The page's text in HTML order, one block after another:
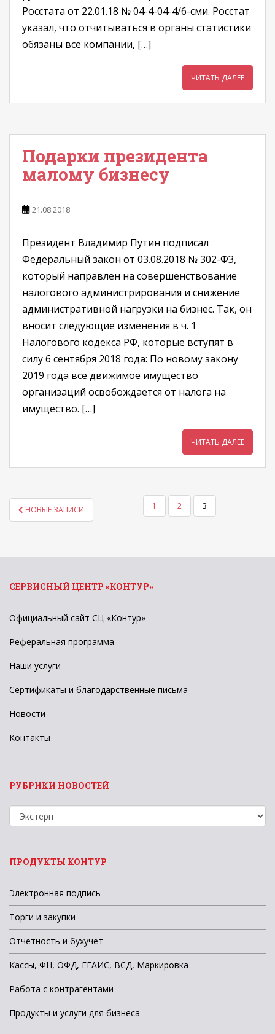
Росстата от 22.01.18 № 04-4-04-4/6-сми. Росстат
указал, что отчитываться в органы статистики
обязаны все компании, […]
ЧИТАТЬ ДАЛЕЕ
Подарки президента
малому бизнесу
21.08.2018
Президент Владимир Путин подписал
Федеральный закон от 03.08.2018 № 302-ФЗ,
который направлен на совершенствование
налогового администрирования и снижение
административной нагрузки на бизнес. Так, он
вносит следующие изменения в ч. 1
Налогового кодекса РФ, которые вступят в
силу 6 сентября 2018 года: По новому закону
2019 года всё движимое имущество
организаций освобождается от налога на
имущество. […]
ЧИТАТЬ ДАЛЕЕ
ПАГИНАЦИЯ
ЗАПИСЕЙ
НОВЫЕ ЗАПИСИ 1 2 3
СЕРВИСНЫЙ ЦЕНТР «КОНТУР»
Официальный сайт СЦ «Контур»
Реферальная программа
Наши услуги
Сертификаты и благодарственные письма
Новости
Контакты
РУБРИКИ НОВОСТЕЙ
Рубрики
новостей
ПРОДУКТЫ КОНТУР
Электронная подпись
Торги и закупки
Отчетность и бухучет
Кассы, ФН, ОФД, ЕГАИС, ВСД, Маркировка
Работа с контрагентами
Продукты и услуги для бизнеса